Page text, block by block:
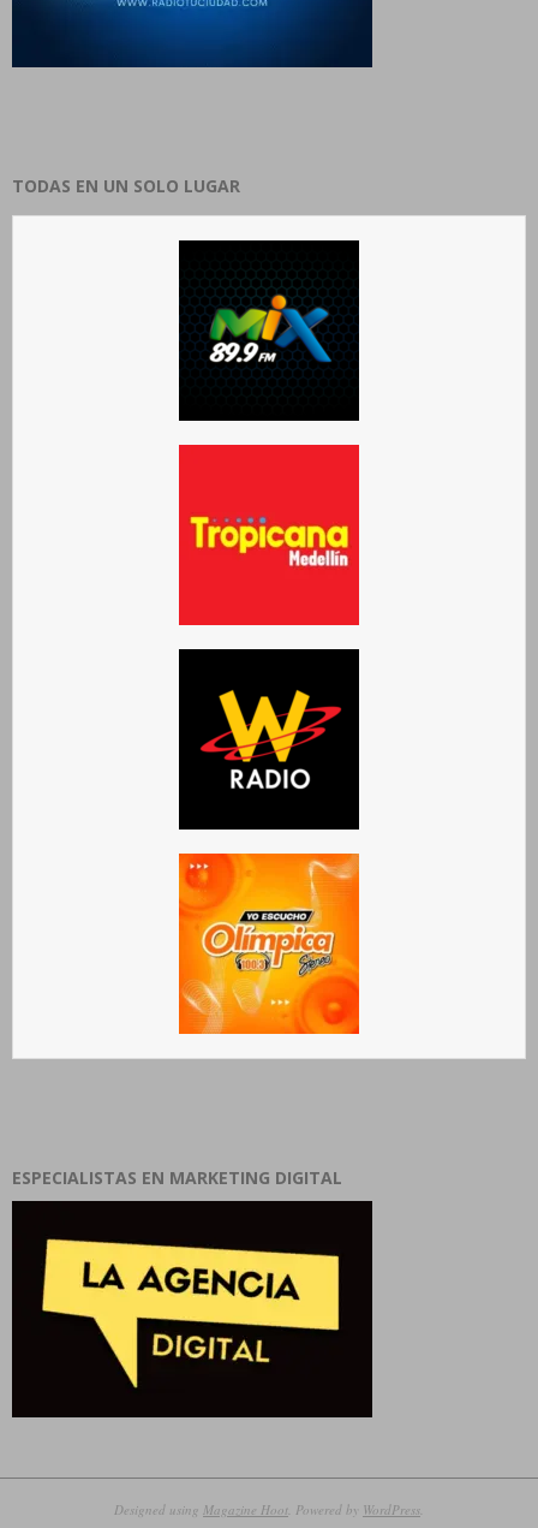
TODAS EN UN SOLO LUGAR
ESPECIALISTAS EN MARKETING DIGITAL
Designed using Magazine Hoot . Powered by WordPress